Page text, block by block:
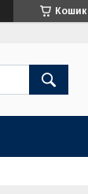
Кошик